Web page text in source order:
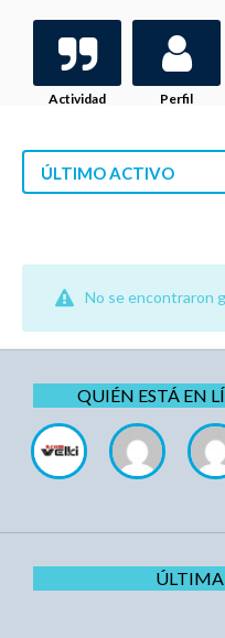
Actividad Perfil
ÚLTIMO ACTIVO
No se encontraron
QUIÉN ESTÁ EN